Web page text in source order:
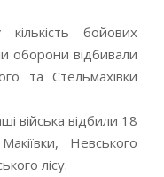
кількість бойових
оборони відбивали
та Стельмахівки
війська відбили 18
Невського
лісу.